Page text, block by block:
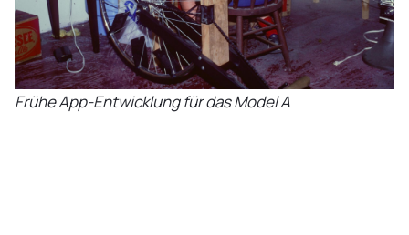
Frühe App-Entwicklung für das Model A